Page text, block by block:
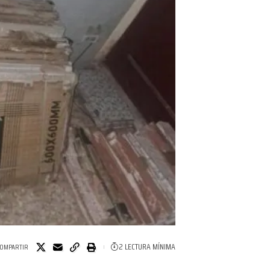
2 LECTURA MÍNIMA